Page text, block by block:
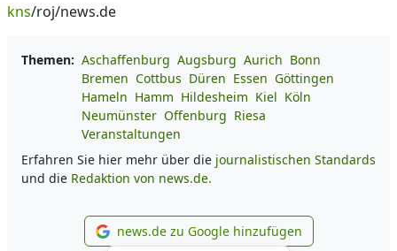
kns/roj/news.de
Themen: Aschaffenburg Augsburg Aurich Bonn
Bremen Cottbus Düren Essen Göttingen
Hameln Hamm Hildesheim Kiel Köln
Neumünster Offenburg Riesa
Veranstaltungen
Erfahren Sie hier mehr über die journalistischen Standards
und die Redaktion von news.de.
news.de zu Google
news.de zu Google hinzufügen